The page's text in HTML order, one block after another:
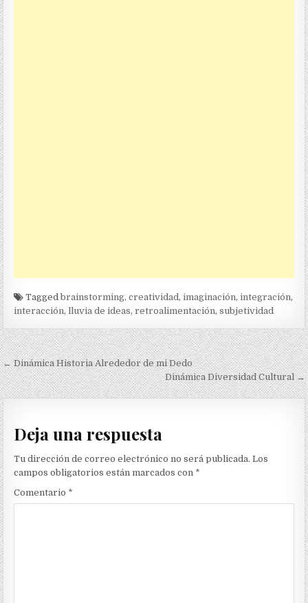
Taggedbrainstorming,creatividad,imaginación,integración,
interacción,lluvia de ideas,retroalimentación,subjetividad
Navegación
de
entradas
← Dinámica Historia Alrededor de mi Dedo
Dinámica Diversidad Cultural →
Deja una respuesta
Tu dirección de correo electrónico no será publicada. Los
campos obligatorios están marcados con *
Comentario *